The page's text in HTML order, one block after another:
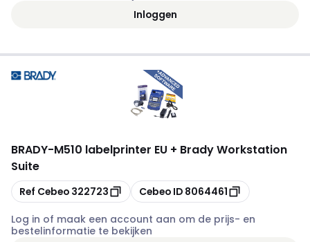
Inloggen
BRADY-M510 labelprinter EU + Brady Workstation
Suite
Kopiëren
Ref Cebeo 322723 Kopiëren
Cebeo ID 8064461
Log in of maak een account aan om de prijs- en
bestelinformatie te bekijken